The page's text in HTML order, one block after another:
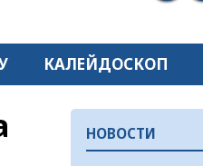
КАЛЕЙДОСКОП
НОВОСТИ